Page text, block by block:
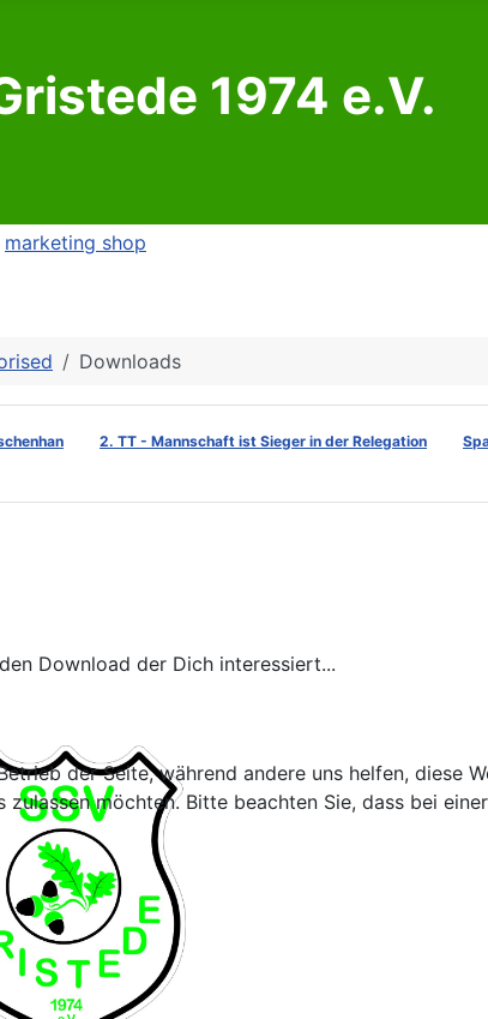
1974 e.V.
Downloads
2. TT - Mannschaft ist Sieger in der Relegation
Download der Dich interessiert...
der Seite, während andere uns helfen, diese
möchten. Bitte beachten Sie, dass bei